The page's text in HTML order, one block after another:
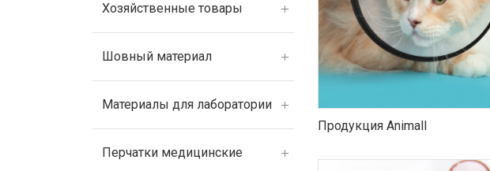
Хозяйственные товары
Шовный материал
Материалы для лаборатории
Перчатки медицинские
Продукция Animall